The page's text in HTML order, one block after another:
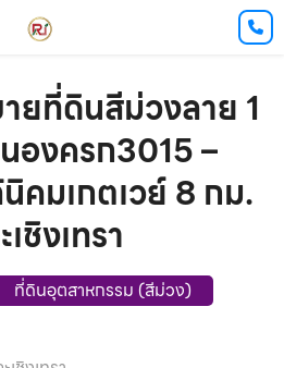
ยที่ดินสีม่วงลาย 1
องครก3015 –
คมเกตเวย์ 8 กม.
ชิงเทรา
ที่ดินอุตสาหกรรม (สีม่วง)